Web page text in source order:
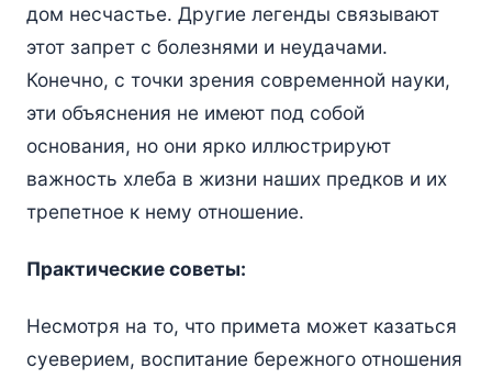
дом несчастье. Другие легенды связывают
этот запрет с болезнями и неудачами.
Конечно, с точки зрения современной науки,
эти объяснения не имеют под собой
основания, но они ярко иллюстрируют
важность хлеба в жизни наших предков и их
трепетное к нему отношение.
Практические советы:
Несмотря на то, что примета может казаться
суеверием, воспитание бережного отношения